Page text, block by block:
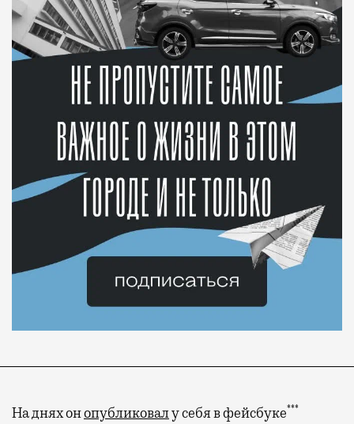
На днях онопубликовалу себя в фейсбуке***